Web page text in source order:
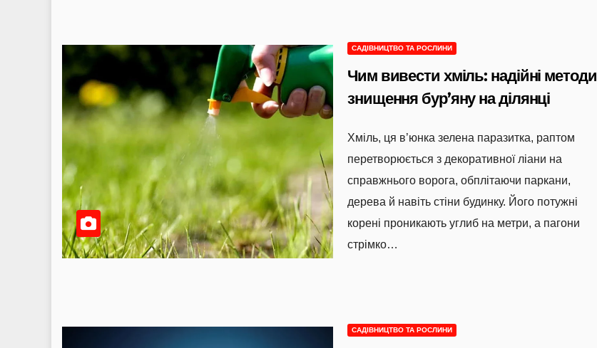
САДІВНИЦТВО ТА РОСЛИНИ
Чим вивести хміль: надійні методи
знищення бур’яну на ділянці
Хміль, ця в’юнка зелена паразитка, раптом
перетворюється з декоративної ліани на
справжнього ворога, обплітаючи паркани,
дерева й навіть стіни будинку. Його потужні
корені проникають углиб на метри, а пагони
стрімко…
САДІВНИЦТВО ТА РОСЛИНИ